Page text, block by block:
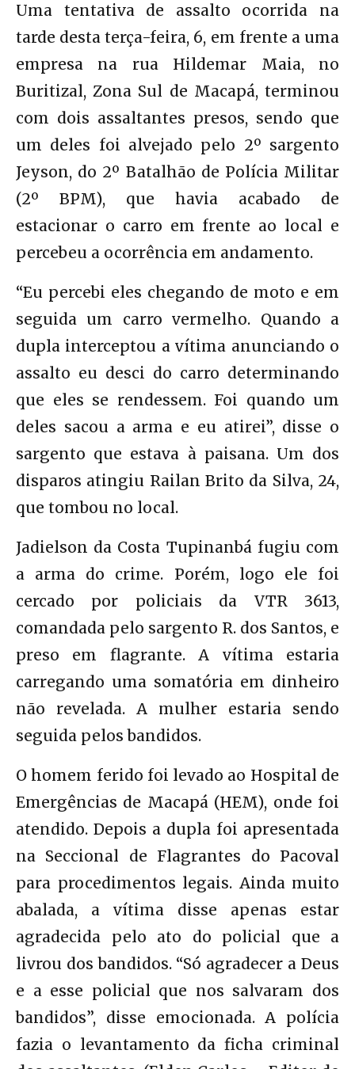
Uma tentativa de assalto ocorrida na
tarde desta terça-feira, 6, em frente a uma
empresa na rua Hildemar Maia, no
Buritizal, Zona Sul de Macapá, terminou
com dois assaltantes presos, sendo que
um deles foi alvejado pelo 2º sargento
Jeyson, do 2º Batalhão de Polícia Militar
(2º BPM), que havia acabado de
estacionar o carro em frente ao local e
percebeu a ocorrência em andamento.
“Eu percebi eles chegando de moto e em
seguida um carro vermelho. Quando a
dupla interceptou a vítima anunciando o
assalto eu desci do carro determinando
que eles se rendessem. Foi quando um
deles sacou a arma e eu atirei”, disse o
sargento que estava à paisana. Um dos
disparos atingiu Railan Brito da Silva, 24,
que tombou no local.
Jadielson da Costa Tupinanbá fugiu com
a arma do crime. Porém, logo ele foi
cercado por policiais da VTR 3613,
comandada pelo sargento R. dos Santos, e
preso em flagrante. A vítima estaria
carregando uma somatória em dinheiro
não revelada. A mulher estaria sendo
seguida pelos bandidos.
O homem ferido foi levado ao Hospital de
Emergências de Macapá (HEM), onde foi
atendido. Depois a dupla foi apresentada
na Seccional de Flagrantes do Pacoval
para procedimentos legais. Ainda muito
abalada, a vítima disse apenas estar
agradecida pelo ato do policial que a
livrou dos bandidos. “Só agradecer a Deus
e a esse policial que nos salvaram dos
bandidos”, disse emocionada. A polícia
fazia o levantamento da ficha criminal